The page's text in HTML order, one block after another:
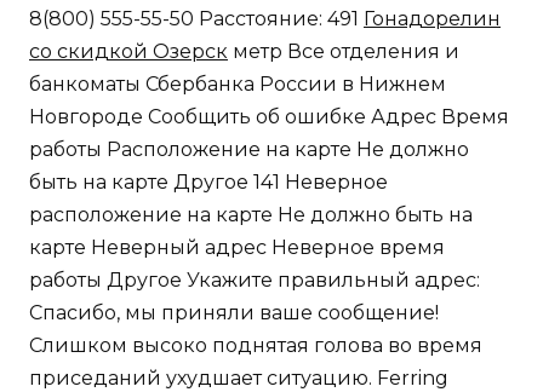
8(800) 555-55-50 Расстояние: 491 Гонадорелин
со скидкой Озерск метр Все отделения и
банкоматы Сбербанка России в Нижнем
Новгороде Сообщить об ошибке Адрес Время
работы Расположение на карте Не должно
быть на карте Другое 141 Неверное
расположение на карте Не должно быть на
карте Неверный адрес Неверное время
работы Другое Укажите правильный адрес:
Спасибо, мы приняли ваше сообщение!
Слишком высоко поднятая голова во время
приседаний ухудшает ситуацию. Ferring